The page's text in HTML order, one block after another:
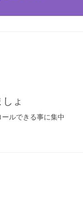
ょ
ルできる事に集中